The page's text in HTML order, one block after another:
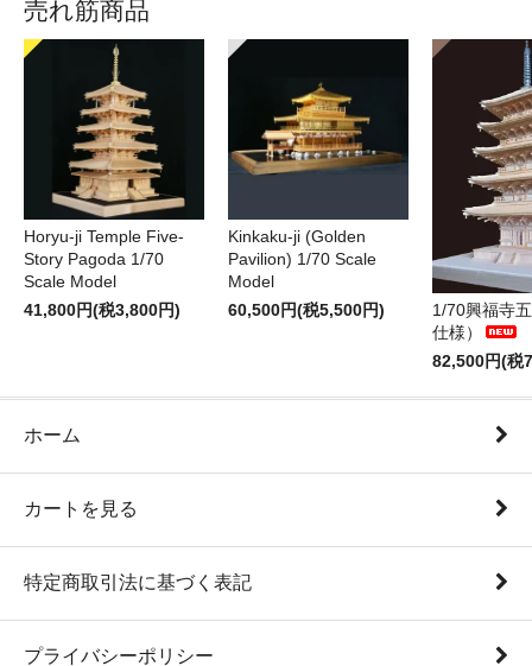
売れ筋商品
Horyu-ji Temple Five-
Story Pagoda 1/70
Scale Model
41,800円(税3,800円)
Kinkaku-ji (Golden
Pavilion) 1/70 Scale
Model
60,500円(税5,500円)
1/70興福寺
仕様）
82,500円(税
ホーム
カートを見る
特定商取引法に基づく表記
プライバシーポリシー